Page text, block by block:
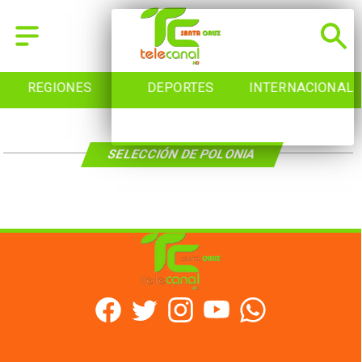
REGIONES DEPORTES INTERNACIONAL
SELECCIÓN DE POLONIA